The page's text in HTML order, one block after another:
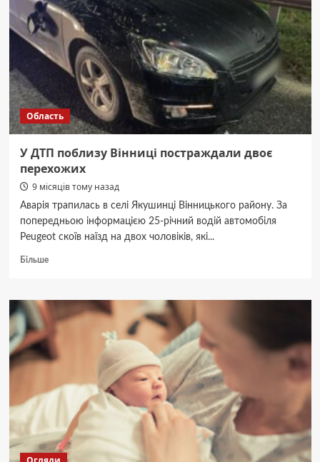
Литвиненко-
Вольгемут,
27
вчергове
відкривали
працівниками
поліції
Область
У ДТП поблизу Вінниці постраждали двоє
перехожих
9 місяців тому назад
Аварія трапилась в селі Якушинці Вінницького району. За
попередньою інформацією 25-річний водій автомобіля
Peugeot скоїв наїзд на двох чоловіків, які...
БільшеДокладніше
ДТП
поблизу
Вінниці
постраждали
двоє
перехожих